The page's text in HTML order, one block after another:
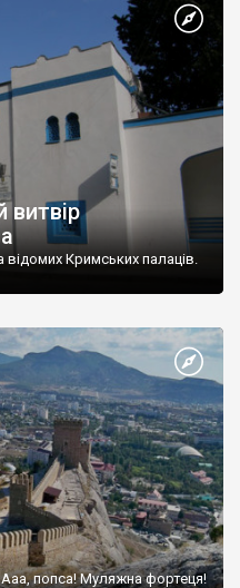
витвір
відомих Кримських палаців.
попса! Муляжна фортеця!